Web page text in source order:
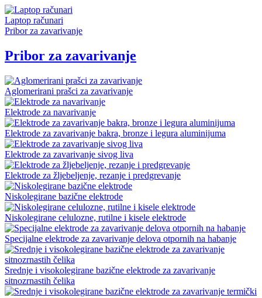
Laptop računari
Pribor za zavarivanje
Pribor za zavarivanje
Aglomerirani prašci za zavarivanje
Elektrode za navarivanje
Elektrode za zavarivanje bakra, bronze i legura aluminijuma
Elektrode za zavarivanje sivog liva
Elektrode za žljebeljenje, rezanje i predgrevanje
Niskolegirane bazične elektrode
Niskolegirane celulozne, rutilne i kisele elektrode
Specijalne elektrode za zavarivanje delova otpornih na habanje
Srednje i visokolegirane bazične elektrode za zavarivanje
sitnozrnastih čelika